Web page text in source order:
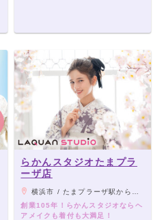
らかんスタジオたまプラ
ーザ店
横浜市 / たまプラーザ駅から徒歩約5分
創業105年！らかんスタジオならヘ
アメイクも着付も大満足！